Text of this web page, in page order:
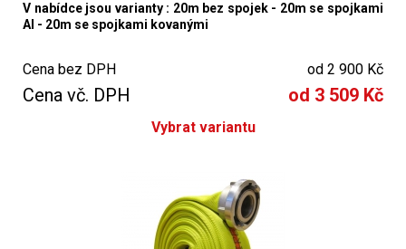
V nabídce jsou varianty : 20m bez spojek - 20m se spojkami
Al - 20m se spojkami kovanými
Cena bez DPH od 2 900 Kč
Cena vč. DPH od 3 509 Kč
Vybrat variantu